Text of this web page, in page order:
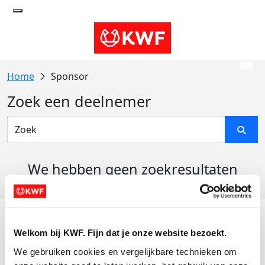
Welkom bij KWF. Fijn dat je onze website bezoekt.
We gebruiken cookies en vergelijkbare technieken om
Sponsor
Zoek een deelnemer
We hebben geen zoekresultaten
Actiematerialen
Evenementen